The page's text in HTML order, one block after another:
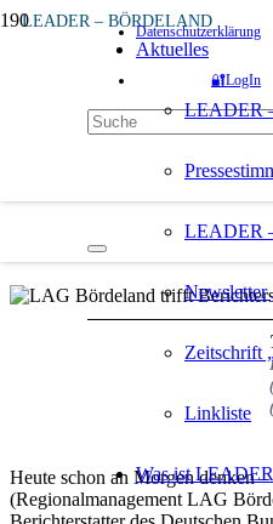
Datenschutzerklärung
🔐LogIn
Aktuelles
LEADER
LEADER
Newsletter
Zeitschrift
Linkliste
Was ist
LEADER – BÖRDELAND
vor 5 Monaten
Zukunft von LEADER
Quelle:
Fabian Schenk
Heute schon an Morgen denken
(Regionalmanagement LAG